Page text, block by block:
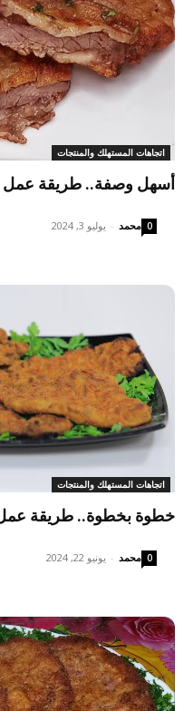
اتجاهات المستهلك والمنتجات
أسهل وصفة.. طريقة عمل
محمد - يوليو 3, 2024 0
اتجاهات المستهلك والمنتجات
خطوة بخطوة.. طريقة عمل
محمد - يونيو 22, 2024 0